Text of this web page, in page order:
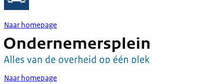
Naar homepage
Naar homepage